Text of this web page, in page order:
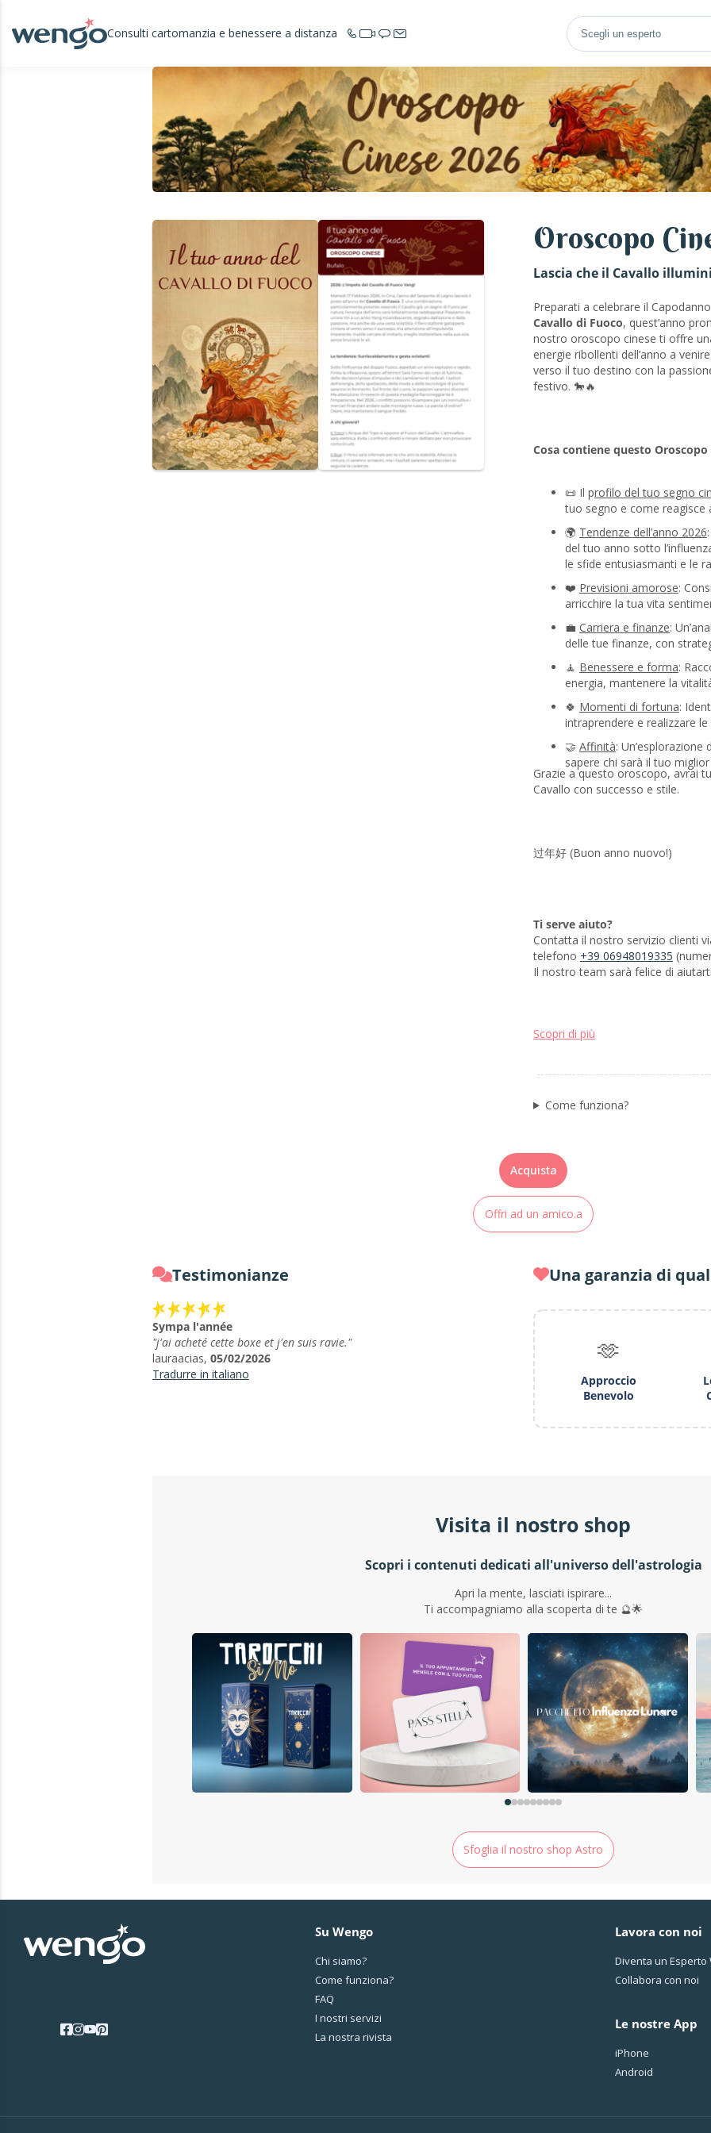
Consulti cartomanzia e benessere a distanza
Oroscopo
Lascia che il Cavallo
Preparati a celebrare il
Cavallo di Fuoco, quest’anno
nostro oroscopo cinese ti offre
energie ribollenti dell’anno a
verso il tuo destino con la
festivo. 🐎🔥
Cosa contiene questo Oroscopo
📜 Il profilo del tuo segno
tuo segno e come reagisce
🌍 Tendenze dell’anno 2026
del tuo anno sotto
le sfide entusiasmanti e le
❤️ Previsioni amorose:
arricchire la tua vita
💼 Carriera e finanze:
delle tue finanze, con
🧘 Benessere e forma:
energia, mantenere la
🍀 Momenti di fortuna:
intraprendere e realizzare
🤝 Affinità:
sapere chi sarà il tuo
Grazie a questo oroscopo, avrai
Cavallo con successo e stile.
过年好 (Buon anno nuovo!)
Ti serve aiuto?
Contatta il nostro servizio clienti
telefono +39 06948019335
Il nostro team sarà felice di
Scopri di più
Come funziona?
Acquista
Offri ad un amico.a
Testimonianze
Sympa l'année
"j'ai acheté cette boxe et j'en suis ravie."
lauraacias, 05/02/2026
Tradurre in italiano
Una garanzia di
🫶
Approccio
Benevolo
Visita il nostro shop
Scopri i contenuti dedicati all'universo dell'astrologia
Apri la mente, lasciati ispirare...
Ti accompagniamo alla scoperta di te 🔮🌟
Sfoglia il nostro shop Astro
Su Wengo
Chi siamo?
Come funziona?
FAQ
I nostri servizi
La nostra rivista
Lavora con noi
Diventa un Esperto
Collabora con noi
Le nostre App
iPhone
Android